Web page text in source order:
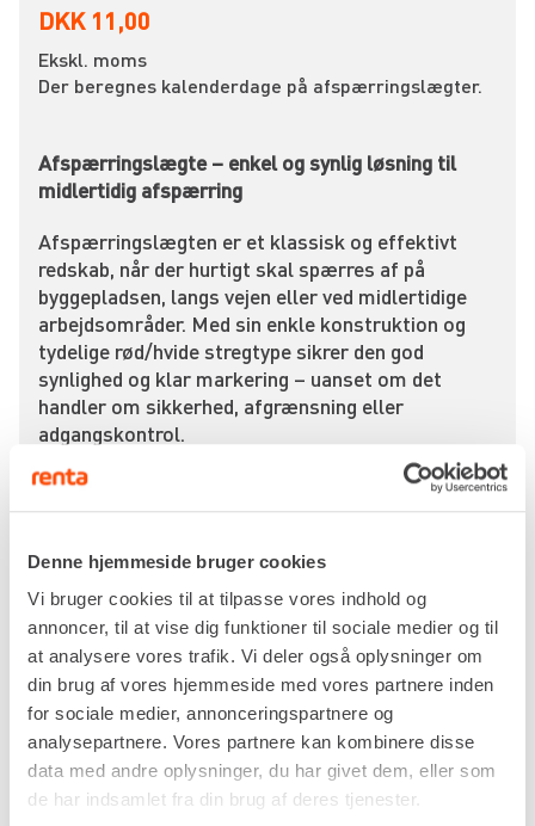
Denne hjemmeside bruger cookies
Vi bruger cookies til at tilpasse vores indhold og
annoncer, til at vise dig funktioner til sociale medier og til
at analysere vores trafik. Vi deler også oplysninger om
din brug af vores hjemmeside med vores partnere inden
for sociale medier, annonceringspartnere og
analysepartnere. Vores partnere kan kombinere disse
data med andre oplysninger, du har givet dem, eller som
de har indsamlet fra din brug af deres tjenester.
DKK 11,00
Ekskl. moms
Der beregnes kalenderdage på afspærringslægter.
Afspærringslægte – enkel og synlig løsning til
midlertidig afspærring
Afspærringslægten er et klassisk og effektivt
redskab, når der hurtigt skal spærres af på
byggepladsen, langs vejen eller ved midlertidige
arbejdsområder. Med sin enkle konstruktion og
tydelige rød/hvide stregtype sikrer den god
synlighed og klar markering – uanset om det
handler om sikkerhed, afgrænsning eller
adgangskontrol.
Denne model måler 70 x 20 mm i tværsnit og har
en længde på hele 4.000 mm. Den lave vægt på kun
behov, uden at det går ud over stabiliteten.
Perfekt til midlertidig brug, hvor fleksibilitet og
synlighed er vigtigere end permanente løsninger.
Afspærringslægter bruges ofte i kombination
med kegler, fødder eller stativer, og de fungerer
glimrende til hurtig opmærkning af farezoner,
arbejdsområder eller som afskærmning ved
lednings- og gravearbejde. Og da de sjældent er i
brug hele tiden, giver det rigtig god mening at